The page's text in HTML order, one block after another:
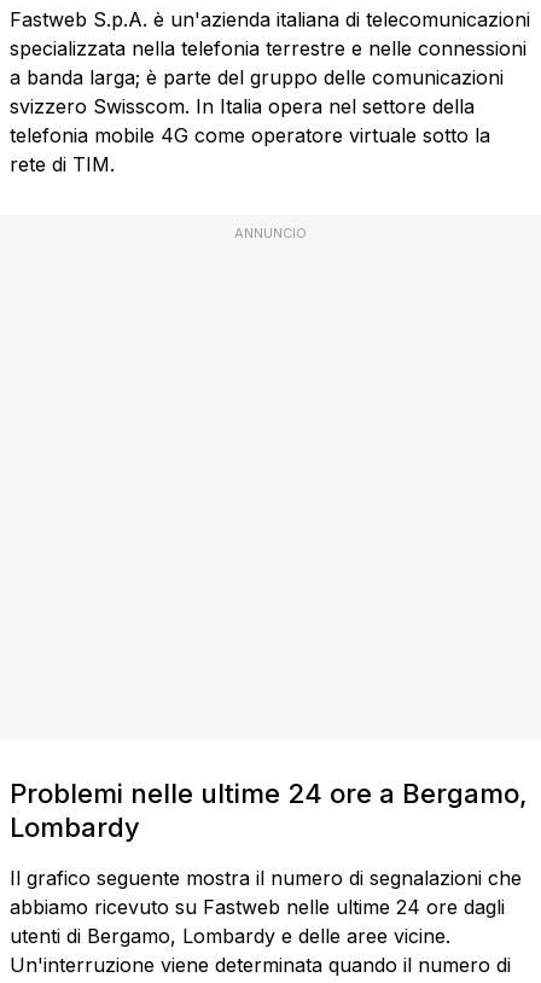
Fastweb S.p.A. è un'azienda italiana di telecomunicazioni
specializzata nella telefonia terrestre e nelle connessioni
a banda larga; è parte del gruppo delle comunicazioni
svizzero Swisscom. In Italia opera nel settore della
telefonia mobile 4G come operatore virtuale sotto la
rete di TIM.
ANNUNCIO
Problemi nelle ultime 24 ore a Bergamo,
Lombardy
Il grafico seguente mostra il numero di segnalazioni che
abbiamo ricevuto su Fastweb nelle ultime 24 ore dagli
utenti di Bergamo, Lombardy e delle aree vicine.
Un'interruzione viene determinata quando il numero di